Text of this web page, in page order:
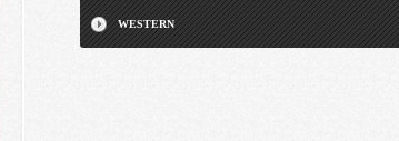
WESTERN